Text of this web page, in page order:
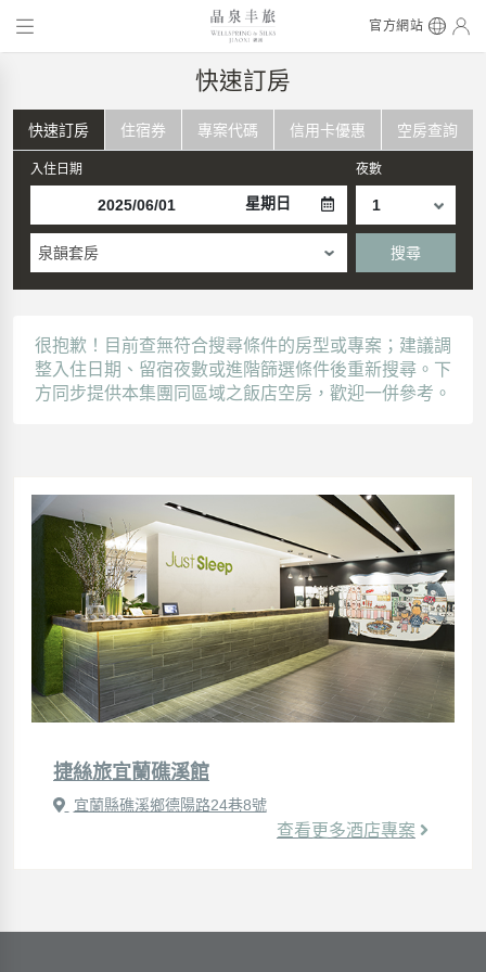
官方網站
快速訂房
快速訂房 住宿券 專案代碼 信用卡優惠 空房查詢
入住日期
星期日
夜數
泉韻套房 搜尋
很抱歉！目前查無符合搜尋條件的房型或專案；建議調
整入住日期、留宿夜數或進階篩選條件後重新搜尋。下
方同步提供本集團同區域之飯店空房，歡迎一併參考。
捷絲旅宜蘭礁溪館
宜蘭縣礁溪鄉德陽路24巷8號
查看更多酒店專案